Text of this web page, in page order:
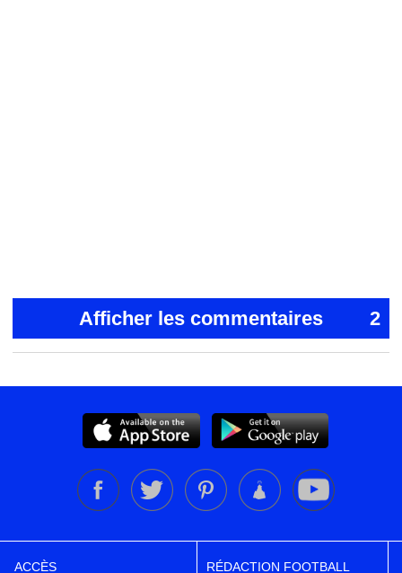
Afficher les commentaires 2
ACCÈS
RÉDACTION FOOTBALL